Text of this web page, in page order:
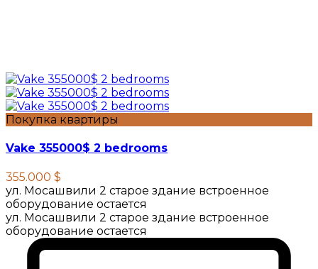
Покупка квартиры
Vake 355000$ 2 bedrooms
355.000 $
ул. Мосашвили 2 старое здание встроенное
оборудование остается
ул. Мосашвили 2 старое здание встроенное
оборудование остается